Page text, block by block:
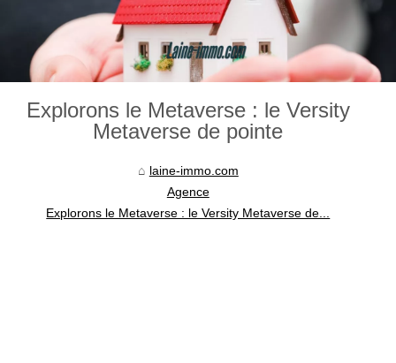
Explorons le Metaverse : le Versity
Metaverse de pointe
laine-immo.com
Agence
Explorons le Metaverse : le Versity Metaverse de...